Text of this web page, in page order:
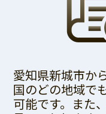
愛知県新城市か
国のどの地域で
可能です。また